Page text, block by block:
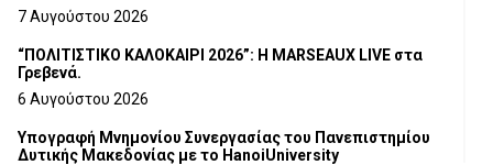
7 Αυγούστου 2026
“ΠΟΛΙΤΙΣΤΙΚΟ ΚΑΛΟΚΑΙΡΙ 2026”: Η MARSEAUX LIVE στα
Γρεβενά.
6 Αυγούστου 2026
Υπογραφή Μνημονίου Συνεργασίας του Πανεπιστημίου
Δυτικής Μακεδονίας με το HanoiUniversity